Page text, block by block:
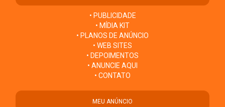
• PUBLICIDADE
• MÍDIA KIT
• PLANOS DE ANÚNCIO
• WEB SITES
• DEPOIMENTOS
• ANUNCIE AQUI
• CONTATO
MEU ANÚNCIO